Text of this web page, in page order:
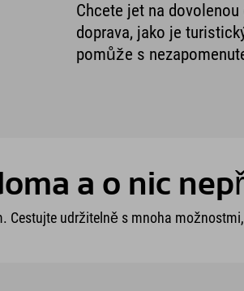
Chcete jet na
doprava, jako je
pomůže s
a o nic
Cestujte udržitelně s mnoha